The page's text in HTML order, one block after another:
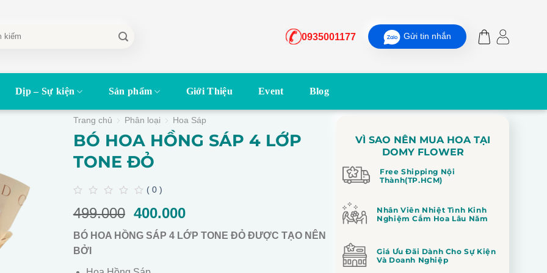
0935001177 Gửi tin nhắn
Dịp – Sự kiện Sản phẩm Giới Thiệu Event Blog
Trang chủ Phân loại Hoa Sáp
BÓ HOA HỒNG SÁP 4 LỚP
TONE ĐỎ
out
5
( 0 )
499.000 Giá
gốc
là:
400.000
hiện
tại
BÓ HOA HỒNG SÁP 4 LỚP TONE ĐỎ ĐƯỢC TẠO NÊN
BỞI
VÌ SAO NÊN MUA HOA TẠI
DOMY FLOWER
Free Shipping Nội
Thành(TP.HCM)
Nhân Viên Nhiệt Tình Kinh
Nghiệm Cắm Hoa Lâu Năm
Giá Ưu Đãi Dành Cho Sự Kiện
Và Doanh Nghiệp